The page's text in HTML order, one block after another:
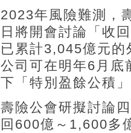
2023年風險難測，
日將開會討論「收
已累計3,045億元的
公司可在明年6月底
下「特別盈餘公積
壽險公會研擬討論
回600億～1,600多